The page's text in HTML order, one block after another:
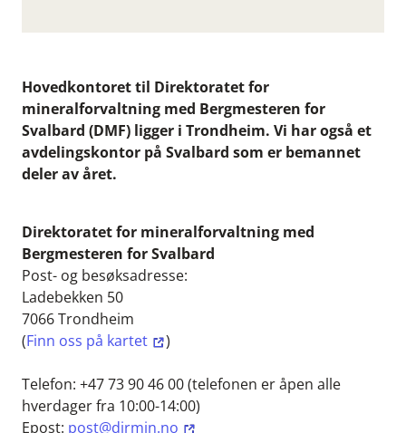
Hovedkontoret til Direktoratet for
mineralforvaltning med Bergmesteren for
Svalbard (DMF) ligger i Trondheim. Vi har også et
avdelingskontor på Svalbard som er bemannet
deler av året.
Direktoratet for mineralforvaltning med
Bergmesteren for Svalbard
Post- og besøksadresse:
Ladebekken 50
7066 Trondheim
(Finn oss på kartet )
Telefon: +47 73 90 46 00 (telefonen er åpen alle
hverdager fra 10:00-14:00)
Epost: post@dirmin.no